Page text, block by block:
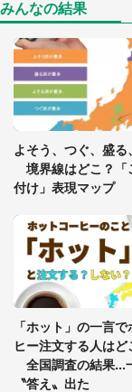
「閉
年に
8万人
グっ
「○○
人驚
「修
っ暗
を求
みんなの結果
よそう、つぐ、盛る
境界線はどこ？「
付け」表現マップ
「ホット」の一言
ヒー注文する人はど
全国調査の結果...
〝答え〟出た